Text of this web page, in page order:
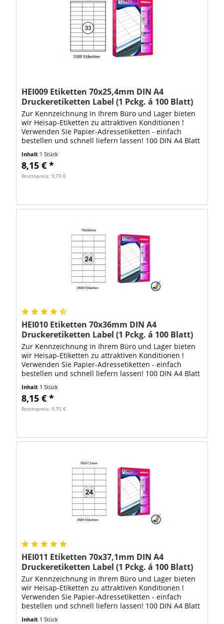
HEI009 Etiketten 70x25,4mm DIN A4
Druckeretiketten Label (1 Pckg. á 100 Blatt)
Zur Kennzeichnung in Ihrem Büro und Lager bieten
wir Heisap-Etiketten zu attraktiven Konditionen !
Verwenden Sie Papier-Adressetiketten - einfach
bestellen und schnell liefern lassen! 100 DIN A4 Blatt
Inhalt 1 Stück
8,15 € *
Bruttopreis: 9,70 €
HEI010 Etiketten 70x36mm DIN A4
Druckeretiketten Label (1 Pckg. á 100 Blatt)
Zur Kennzeichnung in Ihrem Büro und Lager bieten
wir Heisap-Etiketten zu attraktiven Konditionen !
Verwenden Sie Papier-Adressetiketten - einfach
bestellen und schnell liefern lassen! 100 DIN A4 Blatt
Inhalt 1 Stück
8,15 € *
Bruttopreis: 9,70 €
HEI011 Etiketten 70x37,1mm DIN A4
Druckeretiketten Label (1 Pckg. á 100 Blatt)
Zur Kennzeichnung in Ihrem Büro und Lager bieten
wir Heisap-Etiketten zu attraktiven Konditionen !
Verwenden Sie Papier-Adressetiketten - einfach
bestellen und schnell liefern lassen! 100 DIN A4 Blatt
Inhalt 1 Stück